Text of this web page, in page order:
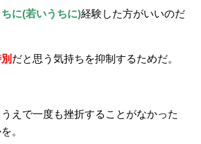
に(若いうちに)経験した方がいいのだ
だと思う気持ちを抑制するためだ。
えで一度も挫折することがなかった
。